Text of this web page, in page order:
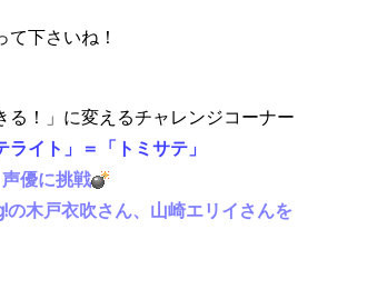
下さいね！
！」に変えるチャレンジコーナー
イト」＝「トミサテ」
優に挑戦
木戸衣吹さん、山崎エリイさんを